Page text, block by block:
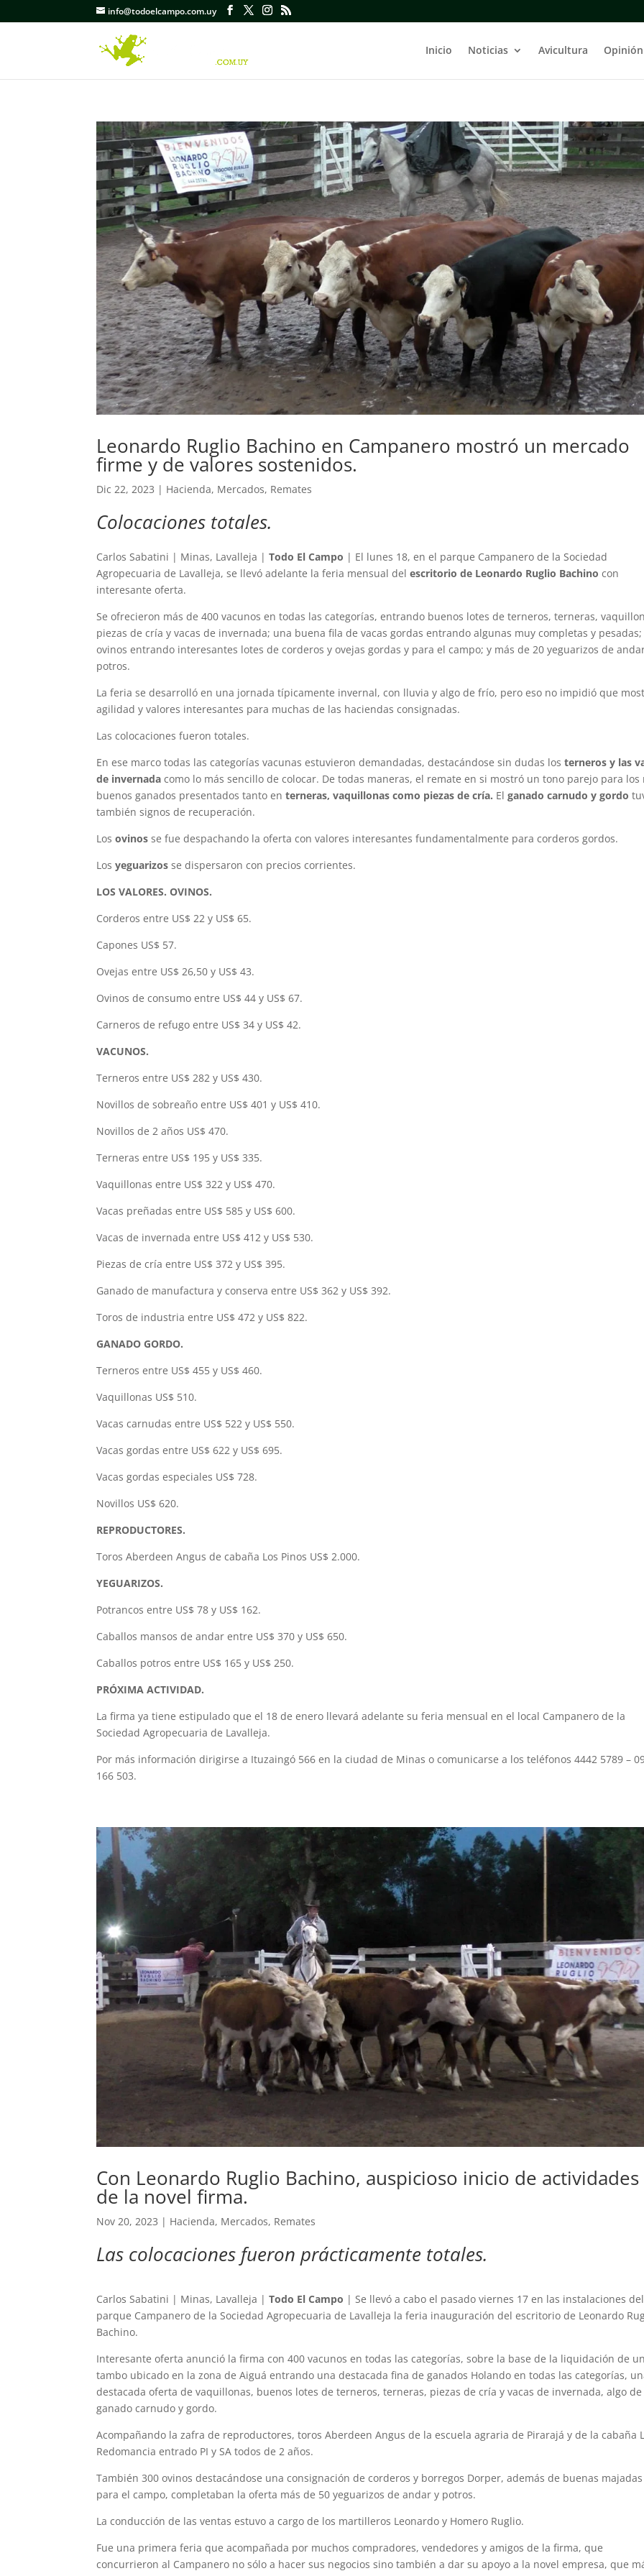
info@todoelcampo.com.uy
Inicio Noticias Avicultura Opinión
Leonardo Ruglio Bachino en Campanero mostró un mercado
firme y de valores sostenidos.
Dic 22, 2023 | Hacienda, Mercados, Remates
Colocaciones totales.
Carlos Sabatini | Minas, Lavalleja |Todo El Campo | El lunes 18, en el parque Campanero de la Sociedad
Agropecuaria de Lavalleja, se llevó adelante la feria mensual delescritorio de Leonardo Ruglio Bachino con
interesante oferta.
Se ofrecieron más de 400 vacunos en todas las categorías, entrando buenos lotes de terneros, terneras,
piezas de cría y vacas de invernada; una buena fila de vacas gordas entrando algunas muy completas y pesadas;
ovinos entrando interesantes lotes de corderos y ovejas gordas y para el campo; y más de 20 yeguarizos de
potros.
La feria se desarrolló en una jornada típicamente invernal, con lluvia y algo de frío, pero eso no impidió que
agilidad y valores interesantes para muchas de las haciendas consignadas.
Las colocaciones fueron totales.
En ese marco todas las categorías vacunas estuvieron demandadas, destacándose sin dudas losterneros y las
de invernada como lo más sencillo de colocar. De todas maneras, el remate en si mostró un tono parejo para los
buenos ganados presentados tanto enterneras, vaquillonas como piezas de cría. Elganado carnudo y gordo
también signos de recuperación.
Losovinos se fue despachando la oferta con valores interesantes fundamentalmente para corderos gordos.
Losyeguarizos se dispersaron con precios corrientes.
LOS VALORES. OVINOS.
Corderos entre US$ 22 y US$ 65.
Capones US$ 57.
Ovejas entre US$ 26,50 y US$ 43.
Ovinos de consumo entre US$ 44 y US$ 67.
Carneros de refugo entre US$ 34 y US$ 42.
VACUNOS.
Terneros entre US$ 282 y US$ 430.
Novillos de sobreaño entre US$ 401 y US$ 410.
Novillos de 2 años US$ 470.
Terneras entre US$ 195 y US$ 335.
Vaquillonas entre US$ 322 y US$ 470.
Vacas preñadas entre US$ 585 y US$ 600.
Vacas de invernada entre US$ 412 y US$ 530.
Piezas de cría entre US$ 372 y US$ 395.
Ganado de manufactura y conserva entre US$ 362 y US$ 392.
Toros de industria entre US$ 472 y US$ 822.
GANADO GORDO.
Terneros entre US$ 455 y US$ 460.
Vaquillonas US$ 510.
Vacas carnudas entre US$ 522 y US$ 550.
Vacas gordas entre US$ 622 y US$ 695.
Vacas gordas especiales US$ 728.
Novillos US$ 620.
REPRODUCTORES.
Toros Aberdeen Angus de cabaña Los Pinos US$ 2.000.
YEGUARIZOS.
Potrancos entre US$ 78 y US$ 162.
Caballos mansos de andar entre US$ 370 y US$ 650.
Caballos potros entre US$ 165 y US$ 250.
PRÓXIMA ACTIVIDAD.
La firma ya tiene estipulado que el 18 de enero llevará adelante su feria mensual en el local Campanero de la
Sociedad Agropecuaria de Lavalleja.
Por más información dirigirse a Ituzaingó 566 en la ciudad de Minas o comunicarse a los teléfonos 4442 5789 –
166 503.
Con Leonardo Ruglio Bachino, auspicioso inicio de actividades
de la novel firma.
Nov 20, 2023 | Hacienda, Mercados, Remates
Las colocaciones fueron prácticamente totales.
Carlos Sabatini | Minas, Lavalleja |Todo El Campo | Se llevó a cabo el pasado viernes 17 en las instalaciones del
parque Campanero de la Sociedad Agropecuaria de Lavalleja la feria inauguración del escritorio de Leonardo
Bachino.
Interesante oferta anunció la firma con 400 vacunos en todas las categorías, sobre la base de la liquidación de
tambo ubicado en la zona de Aiguá entrando una destacada fina de ganados Holando en todas las categorías,
destacada oferta de vaquillonas, buenos lotes de terneros, terneras, piezas de cría y vacas de invernada, algo de
ganado carnudo y gordo.
Acompañando la zafra de reproductores, toros Aberdeen Angus de la escuela agraria de Pirarajá y de la cabaña
Redomancia entrado PI y SA todos de 2 años.
También 300 ovinos destacándose una consignación de corderos y borregos Dorper, además de buenas majadas
para el campo, completaban la oferta más de 50 yeguarizos de andar y potros.
La conducción de las ventas estuvo a cargo de los martilleros Leonardo y Homero Ruglio.
Fue una primera feria que acompañada por muchos compradores, vendedores y amigos de la firma, que
concurrieron al Campanero no sólo a hacer sus negocios sino también a dar su apoyo a la novel empresa, que